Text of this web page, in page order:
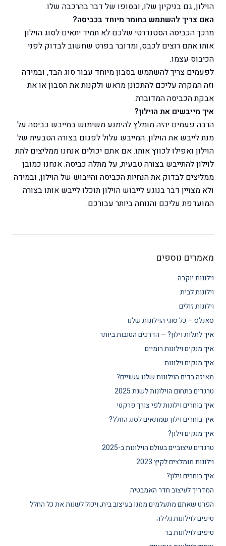
הוילון, גם בניקיון שלו, ובסופו של דבר בהרכבה שלו.
האם צריך להשתמש בחומר מיוחד בכביסה?
מרכך הכביסה הסטנדרטי שלכם לא תמיד יתאים לסוג הוילון
אותו אתם רוצים לכבס, ומדובר בפרט שחשוב לבדוק לפני
הכיבוס עצמו.
לפעמים צריך להשתמש בסבון מיוחד עבור סוג הבד, ובמידה
וזה המקרה עליכם להתכונן מראש ולקנות את הסבון או את
אבקת הכביסה המדוברת.
איך מייבשים את הוילון?
הרבה פעמים יהיה מומלץ להימנע משימוש במייבש כביסה על
מנת לייבש את הוילון. המייבש עלול לפגום בצורה הטבעית של
הוילון ואפילו לכווץ אותו. אם אתם יכולים אנחנו ממליצים לתת
לוילון להתייבש בצורה טבעית, על מתלה כביסה. אנחנו כמובן
ממליצים לבדוק את הנחיות הכביסה והייבוש של הוילון, ובמידה
ולא מצויין דבר בנוגע לייבוש הוילון תוכלו לייבש אותו בצורה
המועדפת עליכם והנוחה ביותר עבורכם.
מאמרים נוספים
וילונות יוקרה
וילונות לבית
וילונות זולים
סאנלס – כל סוגי הוילונות שלנו
איך לתלות וילון? – הדרכים הטובות ביותר
איך מנקים וילונות רומיים
איך מנקים וילונות
מאיזה בדים הוילונות שלנו עשויים?
טרנדים בתחום הוילונות לשנת 2025
איך בוחרים וילונות לפי צורך פרקטי
איך בוחרים וילון שמתאים לסוג החלל?
איך מנקים וילון?
טרנדים עיצוביים בעולם הוילונות ב-2025
וילונות מומלצים לקיץ 2023
איך בוחרים וילון?
המדריך לעיצוב חדר האמבטיה
הפרט שאתם מתעלמים ממנו בעיצוב בית, ויכול לשנות את כל החלל
טיפים לוילונות גלילה
טיפים לוילונות בד